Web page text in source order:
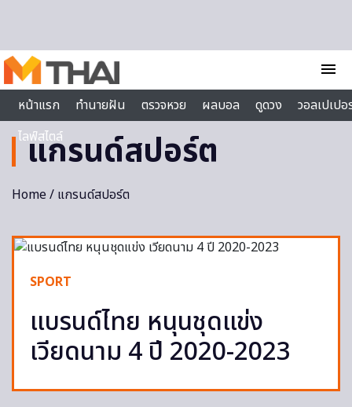
menu
หน้าแรก
ทำนายฝัน ตรวจหวย ผลบอล ดูดวง
วอลเปเป
ไลฟ์สไตล์
แกรนด์สปอร์ต
Home/ แกรนด์สปอร์ต
SPORT
แบรนด์ไทย หนุนชุดแข่ง
เวียดนาม 4 ปี 2020-2023